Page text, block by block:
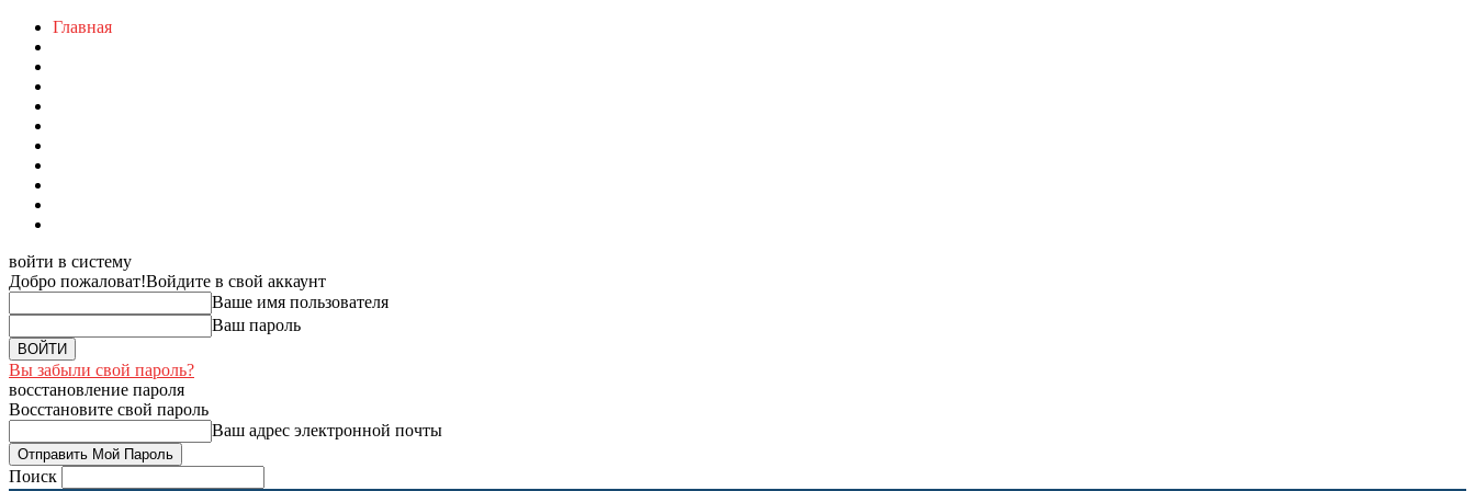
Главная
войти в систему
Добро пожаловат!Войдите в свой аккаунт
Ваше имя пользователя
Ваш пароль
Вы забыли свой пароль?
восстановление пароля
Восстановите свой пароль
Ваш адрес электронной почты
Поиск